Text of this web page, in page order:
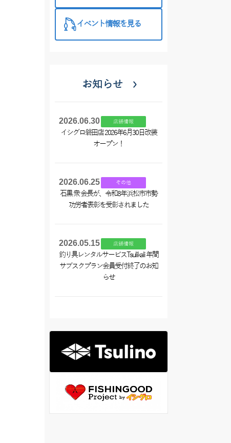
イベント情報を見る
お知らせ
2026.06.30 店舗情報
イシグロ磐田店 2026年6月30日改装
オープン！
2026.06.25 その他
石黒 衆 会長が、令和8年浜松市市勢
功労者表彰を受彰されました
2026.05.15 店舗情報
釣り具レンタルサービスTsulikali 年間
サブスクプラン会員受付終了のお知
らせ